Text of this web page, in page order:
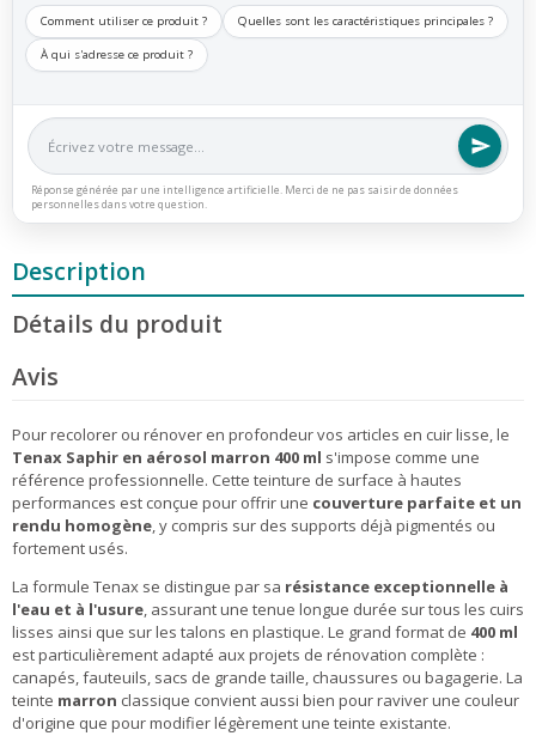
Comment utiliser ce produit ? Quelles sont les caractéristiques principales ?
À qui s'adresse ce produit ?
Réponse générée par une intelligence artificielle. Merci de ne pas saisir de données
personnelles dans votre question.
Description
Détails du produit
Avis
Pour recolorer ou rénover en profondeur vos articles en cuir lisse, le
Tenax Saphir en aérosol marron 400 ml s'impose comme une
référence professionnelle. Cette teinture de surface à hautes
performances est conçue pour offrir une couverture parfaite et un
rendu homogène, y compris sur des supports déjà pigmentés ou
fortement usés.
La formule Tenax se distingue par sa résistance exceptionnelle à
l'eau et à l'usure, assurant une tenue longue durée sur tous les cuirs
lisses ainsi que sur les talons en plastique. Le grand format de 400 ml
est particulièrement adapté aux projets de rénovation complète :
canapés, fauteuils, sacs de grande taille, chaussures ou bagagerie. La
teinte marron classique convient aussi bien pour raviver une couleur
d'origine que pour modifier légèrement une teinte existante.